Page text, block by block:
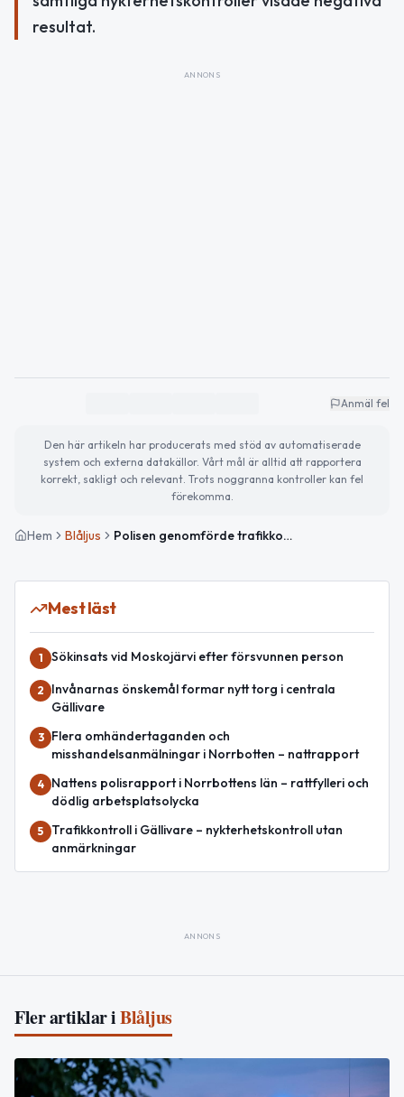
resultat.
ANNONS
Anmäl fel
Den här artikeln har producerats med stöd av automatiserade
system och externa datakällor. Vårt mål är alltid att rapportera
korrekt, sakligt och relevant. Trots noggranna kontroller kan fel
förekomma.
Hem Blåljus Polisen genomförde trafikkontroller i Norrbottens län – flera böter utfärdade
Mest läst
1 Sökinsats vid Moskojärvi efter försvunnen person
2
Invånarnas önskemål formar nytt torg i centrala
Gällivare
3
Flera omhändertaganden och
misshandelsanmälningar i Norrbotten – nattrapport
4
Nattens polisrapport i Norrbottens län – rattfylleri och
dödlig arbetsplatsolycka
5
Trafikkontroll i Gällivare – nykterhetskontroll utan
anmärkningar
ANNONS
Fler artiklar iBlåljus